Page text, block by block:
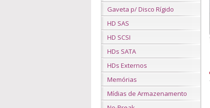
Gaveta p/ Disco Rígido
HD SAS
HD SCSI
HDs SATA
HDs Externos
Memórias
Mídias de Armazenamento